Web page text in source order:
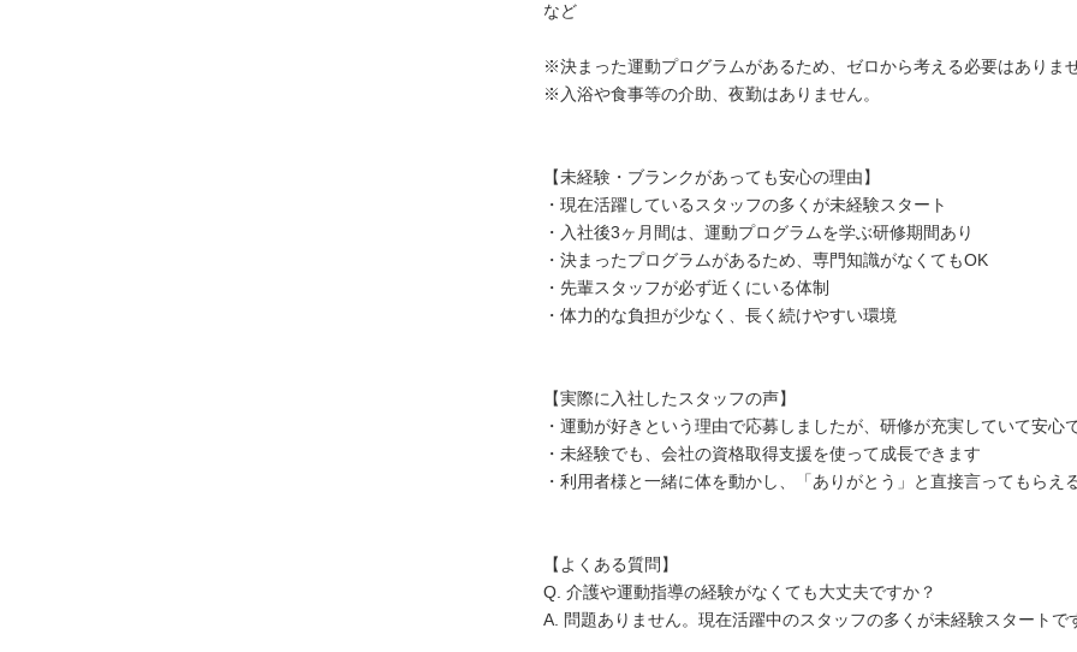
など
※決まった運動プログラムがあるため、ゼロから考える必要はありま
※入浴や食事等の介助、夜勤はありません。
【未経験・ブランクがあっても安心の理由】
・現在活躍しているスタッフの多くが未経験スタート
・入社後3ヶ月間は、運動プログラムを学ぶ研修期間あり
・決まったプログラムがあるため、専門知識がなくてもOK
・先輩スタッフが必ず近くにいる体制
・体力的な負担が少なく、長く続けやすい環境
【実際に入社したスタッフの声】
・運動が好きという理由で応募しましたが、研修が充実していて安心
・未経験でも、会社の資格取得支援を使って成長できます
・利用者様と一緒に体を動かし、「ありがとう」と直接言ってもらえ
【よくある質問】
Q. 介護や運動指導の経験がなくても大丈夫ですか？
A. 問題ありません。現在活躍中のスタッフの多くが未経験スタートで